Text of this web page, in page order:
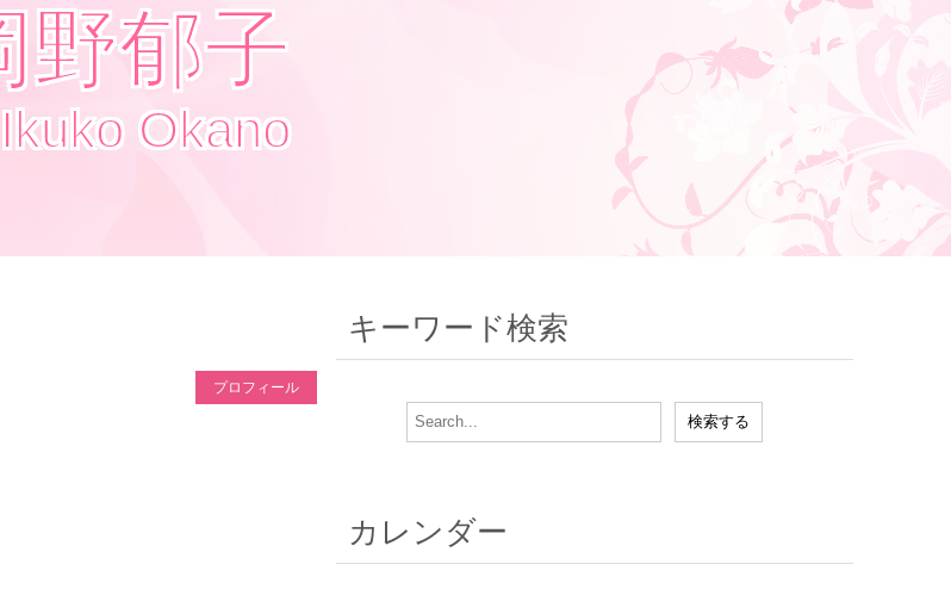
野郁子
Ikuko Okano
プロフィール
キーワード検索
カレンダー